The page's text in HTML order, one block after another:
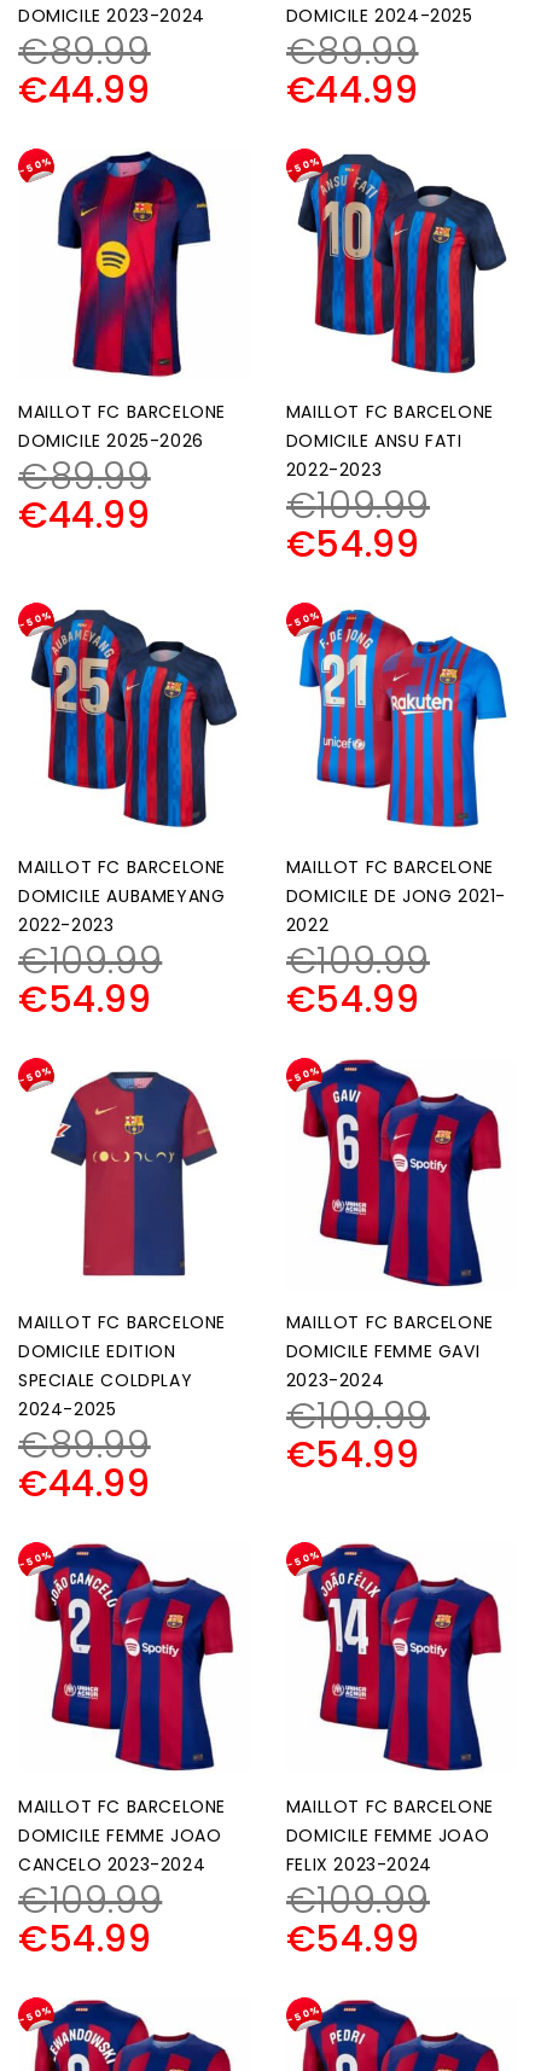
DOMICILE 2023-2024
€89.99
€44.99
DOMICILE 2024-2025
€89.99
€44.99
-50%
MAILLOT FC BARCELONE
DOMICILE 2025-2026
€89.99
€44.99
-50%
MAILLOT FC BARCELONE
DOMICILE ANSU FATI
2022-2023
€109.99
€54.99
-50%
MAILLOT FC BARCELONE
DOMICILE AUBAMEYANG
2022-2023
€109.99
€54.99
-50%
MAILLOT FC BARCELONE
DOMICILE DE JONG 2021-
2022
€109.99
€54.99
-50%
MAILLOT FC BARCELONE
DOMICILE EDITION
SPECIALE COLDPLAY
2024-2025
€89.99
€44.99
-50%
MAILLOT FC BARCELONE
DOMICILE FEMME GAVI
2023-2024
€109.99
€54.99
-50%
MAILLOT FC BARCELONE
DOMICILE FEMME JOAO
CANCELO 2023-2024
€109.99
€54.99
-50%
MAILLOT FC BARCELONE
DOMICILE FEMME JOAO
FELIX 2023-2024
€109.99
€54.99
-50% -50%